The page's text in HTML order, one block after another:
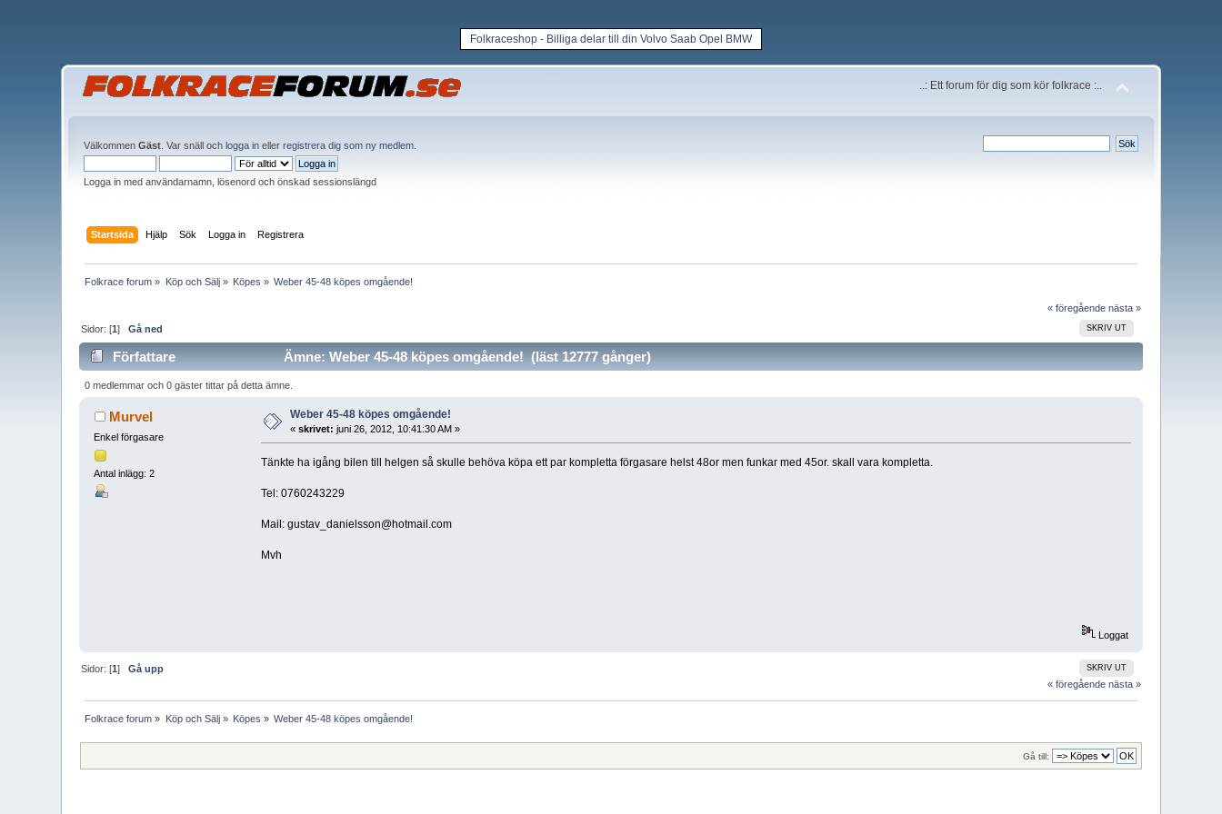
Folkraceshop - Billiga delar till din Volvo Saab Opel BMW
..: Ett forum för dig som kör folkrace :..
VälkommenGäst . Var snäll ochlogga in ellerregistrera dig som ny medlem
Logga in med användarnamn, lösenord och önskad sessionslängd
Startsida Hjälp Sök Logga in Registrera
Folkrace forum » Köp och Sälj» Köpes » Weber 45-48 köpes omgående!
« föregående nästa »
SKRIV UT
Sidor: [1]Gå ned
Författare Ämne: Weber 45-48 köpes omgående! (läst 12777 gånger)
0 medlemmar och 0 gäster tittar på detta ämne.
Murvel
Enkel förgasare
Antal inlägg: 2
Weber 45-48 köpes omgående!
«skrivet: juni 26, 2012, 10:41:30 AM »
Tänkte ha igång bilen till helgen så skulle behöva köpa ett par kompletta förgasare helst 48or men funkar med 45or. skall vara kompletta.
Tel: 0760243229
Mail: gustav_danielsson@hotmail.com
Mvh
Loggat
SKRIV UT
Sidor: [1]Gå upp
« föregående nästa »
Folkrace forum » Köp och Sälj» Köpes » Weber 45-48 köpes omgående!
Gå till: